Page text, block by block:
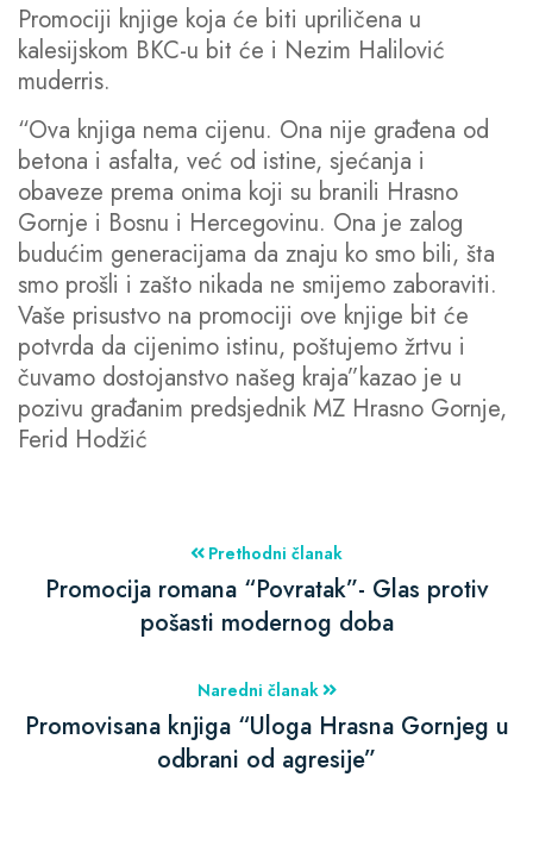
Promociji knjige koja će biti upriličena u
kalesijskom BKC-u bit će i Nezim Halilović
muderris.
“Ova knjiga nema cijenu. Ona nije građena od
betona i asfalta, već od istine, sjećanja i
obaveze prema onima koji su branili Hrasno
Gornje i Bosnu i Hercegovinu. Ona je zalog
budućim generacijama da znaju ko smo bili, šta
smo prošli i zašto nikada ne smijemo zaboraviti.
Vaše prisustvo na promociji ove knjige bit će
potvrda da cijenimo istinu, poštujemo žrtvu i
čuvamo dostojanstvo našeg kraja”kazao je u
pozivu građanim predsjednik MZ Hrasno Gornje,
Ferid Hodžić
Prethodni članak
Promocija romana “Povratak”- Glas protiv
pošasti modernog doba
Naredni članak
Promovisana knjiga “Uloga Hrasna Gornjeg u
odbrani od agresije”